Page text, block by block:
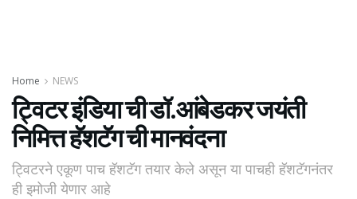
Home NEWS
ट्विटर इंडिया ची डॉ.आंबेडकर जयंती
निमित्त हॅशटॅग ची मानवंदना
ट्विटरने एकूण पाच हॅशटॅग तयार केले असून या पाचही हॅशटॅगनंतर
ही इमोजी येणार आहे